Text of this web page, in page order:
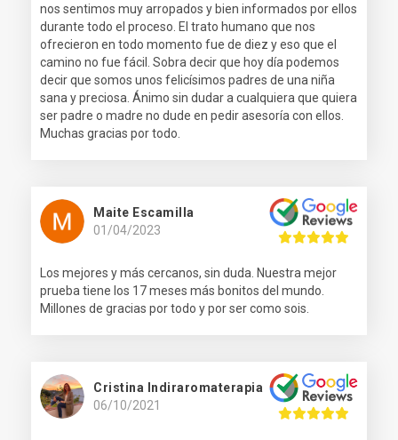
nos sentimos muy arropados y bien informados por ellos
durante todo el proceso. El trato humano que nos
ofrecieron en todo momento fue de diez y eso que el
camino no fue fácil. Sobra decir que hoy día podemos
decir que somos unos felicísimos padres de una niña
sana y preciosa. Ánimo sin dudar a cualquiera que quiera
ser padre o madre no dude en pedir asesoría con ellos.
Muchas gracias por todo.
Maite Escamilla
01/04/2023
Los mejores y más cercanos, sin duda. Nuestra mejor
prueba tiene los 17 meses más bonitos del mundo.
Millones de gracias por todo y por ser como sois.
Cristina Indiraromaterapia
06/10/2021